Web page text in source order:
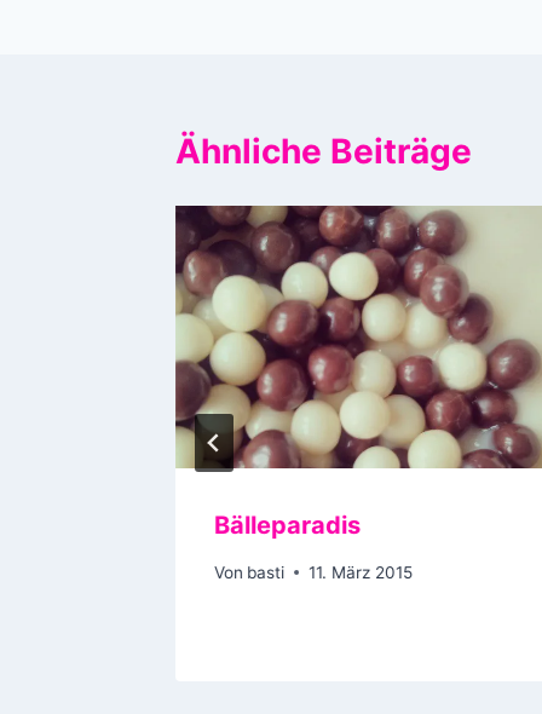
Ähnliche Beiträge
Bälleparadis
Von basti 11. März 2015